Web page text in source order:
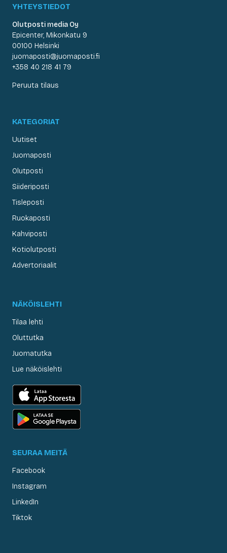
YHTEYSTIEDOT
Olutposti media Oy
Epicenter, Mikonkatu 9
00100 Helsinki
juomaposti@juomaposti.fi
+358 40 218 41 79
Peruuta tilaus
KATEGORIAT
Uutiset
Juomaposti
Olutposti
Siideriposti
Tisleposti
Ruokaposti
Kahviposti
Kotiolutposti
Advertoriaalit
NÄKÖISLEHTI
Tilaa lehti
Oluttutka
Juomatutka
Lue näköislehti
SEURAA MEITÄ
Facebook
Instagram
LinkedIn
Tiktok